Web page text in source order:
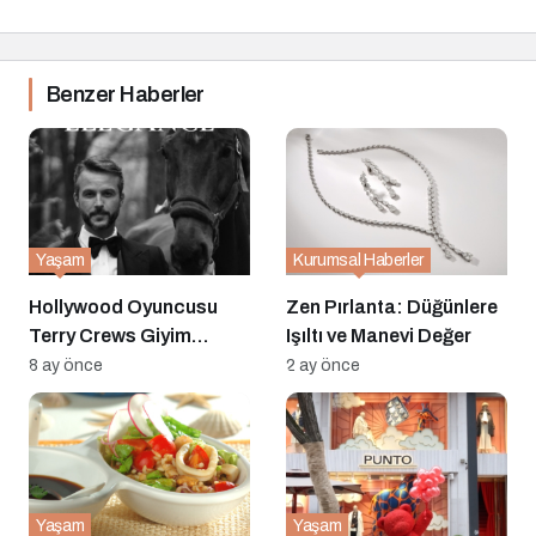
Benzer Haberler
Hollywood Oyuncusu
Terry Crews Giyim
Tercihini Türk
Markasından Yana
Kullandı
Yaşam
8 ay önce
Zen Pırlanta: Düğünlere
Işıltı ve Manevi Değer
Kurumsal Haberler
2 ay önce
Yaşam Yaşam